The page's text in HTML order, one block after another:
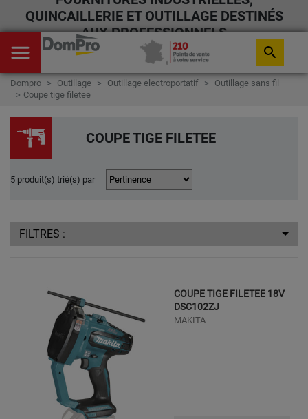
QUINCAILLERIE ET OUTILLAGE DESTINÉS
AUX PROFESSIONNELS
menu search
Dompro Outillage Outillage electroportatif
Outillage sans fil
Coupe tige filetee
COUPE TIGE FILETEE
5 produit(s) trié(s) par
FILTRES :
COUPE TIGE FILETEE 18V
DSC102ZJ
MAKITA